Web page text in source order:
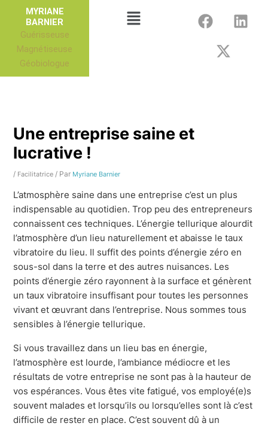
contenu
MYRIANE
BARNIER
Guérisseuse
Magnétiseuse
Géobiologue
Menu
F
a
L
i
t
w
Une entreprise saine et
lucrative !
/ Facilitatrice / Par Myriane Barnier
L’atmosphère saine dans une entreprise c’est un plus
indispensable au quotidien. Trop peu des entrepreneurs
connaissent ces techniques. L’énergie tellurique alourdit
l’atmosphère d’un lieu naturellement et abaisse le taux
vibratoire du lieu. Il suffit des points d’énergie zéro en
sous-sol dans la terre et des autres nuisances. Les
points d’énergie zéro rayonnent à la surface et génèrent
un taux vibratoire insuffisant pour toutes les personnes
vivant et œuvrant dans l’entreprise. Nous sommes tous
sensibles à l’énergie tellurique.
Si vous travaillez dans un lieu bas en énergie,
l’atmosphère est lourde, l’ambiance médiocre et les
résultats de votre entreprise ne sont pas à la hauteur de
vos espérances. Vous êtes vite fatigué, vos employé(e)s
souvent malades et lorsqu’ils ou lorsqu’elles sont là c’est
difficile de rester en place. C’est souvent dû à un